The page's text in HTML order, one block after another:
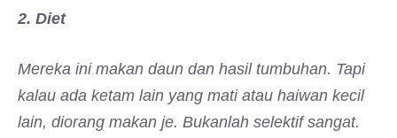
2. Diet
Mereka ini makan daun dan hasil tumbuhan. Tapi
kalau ada ketam lain yang mati atau haiwan kecil
lain, diorang makan je. Bukanlah selektif sangat.